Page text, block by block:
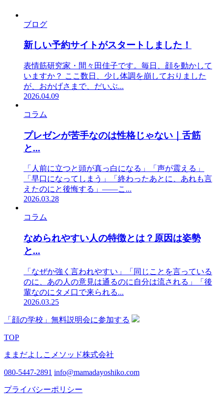
ブログ
新しい予約サイトがスタートしました！
表情筋研究家・間々田佳子です。毎日、顔を動かして
いますか？ ここ数日、少し体調を崩しておりました
が、おかげさまで、だいぶ...
2026.04.09
コラム
プレゼンが苦手なのは性格じゃない｜舌筋
と...
「人前に立つと頭が真っ白になる」「声が震える」
「早口になってしまう」「終わったあとに、あれも言
えたのにと後悔する」——こ...
2026.03.28
コラム
なめられやすい人の特徴とは？原因は姿勢
と...
「なぜか強く言われやすい」「同じことを言っている
のに、あの人の意見は通るのに自分は流される」「後
輩なのにタメ口で来られる...
2026.03.25
「顔の学校」無料説明会に参加する
TOP
ままだよしこメソッド株式会社
080-5447-2891 info@mamadayoshiko.com
プライバシーポリシー